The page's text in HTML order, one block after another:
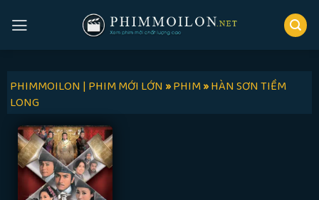
PHIMMOILON | PHIM MỚI LỚN»PHIM»HÀN SƠN TIỀM
LONG